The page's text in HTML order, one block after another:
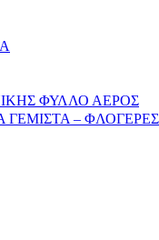
ΦΥΛΛΟ ΑΕΡΟΣ
ΓΕΜΙΣΤΑ – ΦΛΟΓΕΡΕΣ